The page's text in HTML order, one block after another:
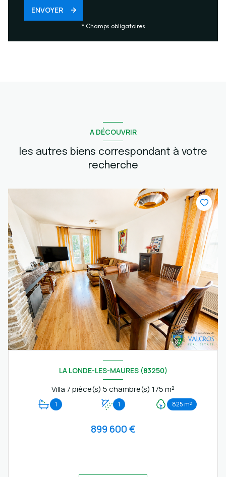
ENVOYER
* Champs obligatoires
A DÉCOUVRIR
les autres biens correspondant à votre
recherche
LA LONDE-LES-MAURES (83250)
Villa 7 pièce(s) 5 chambre(s) 175 m²
1 1 825 m²
899 600 €